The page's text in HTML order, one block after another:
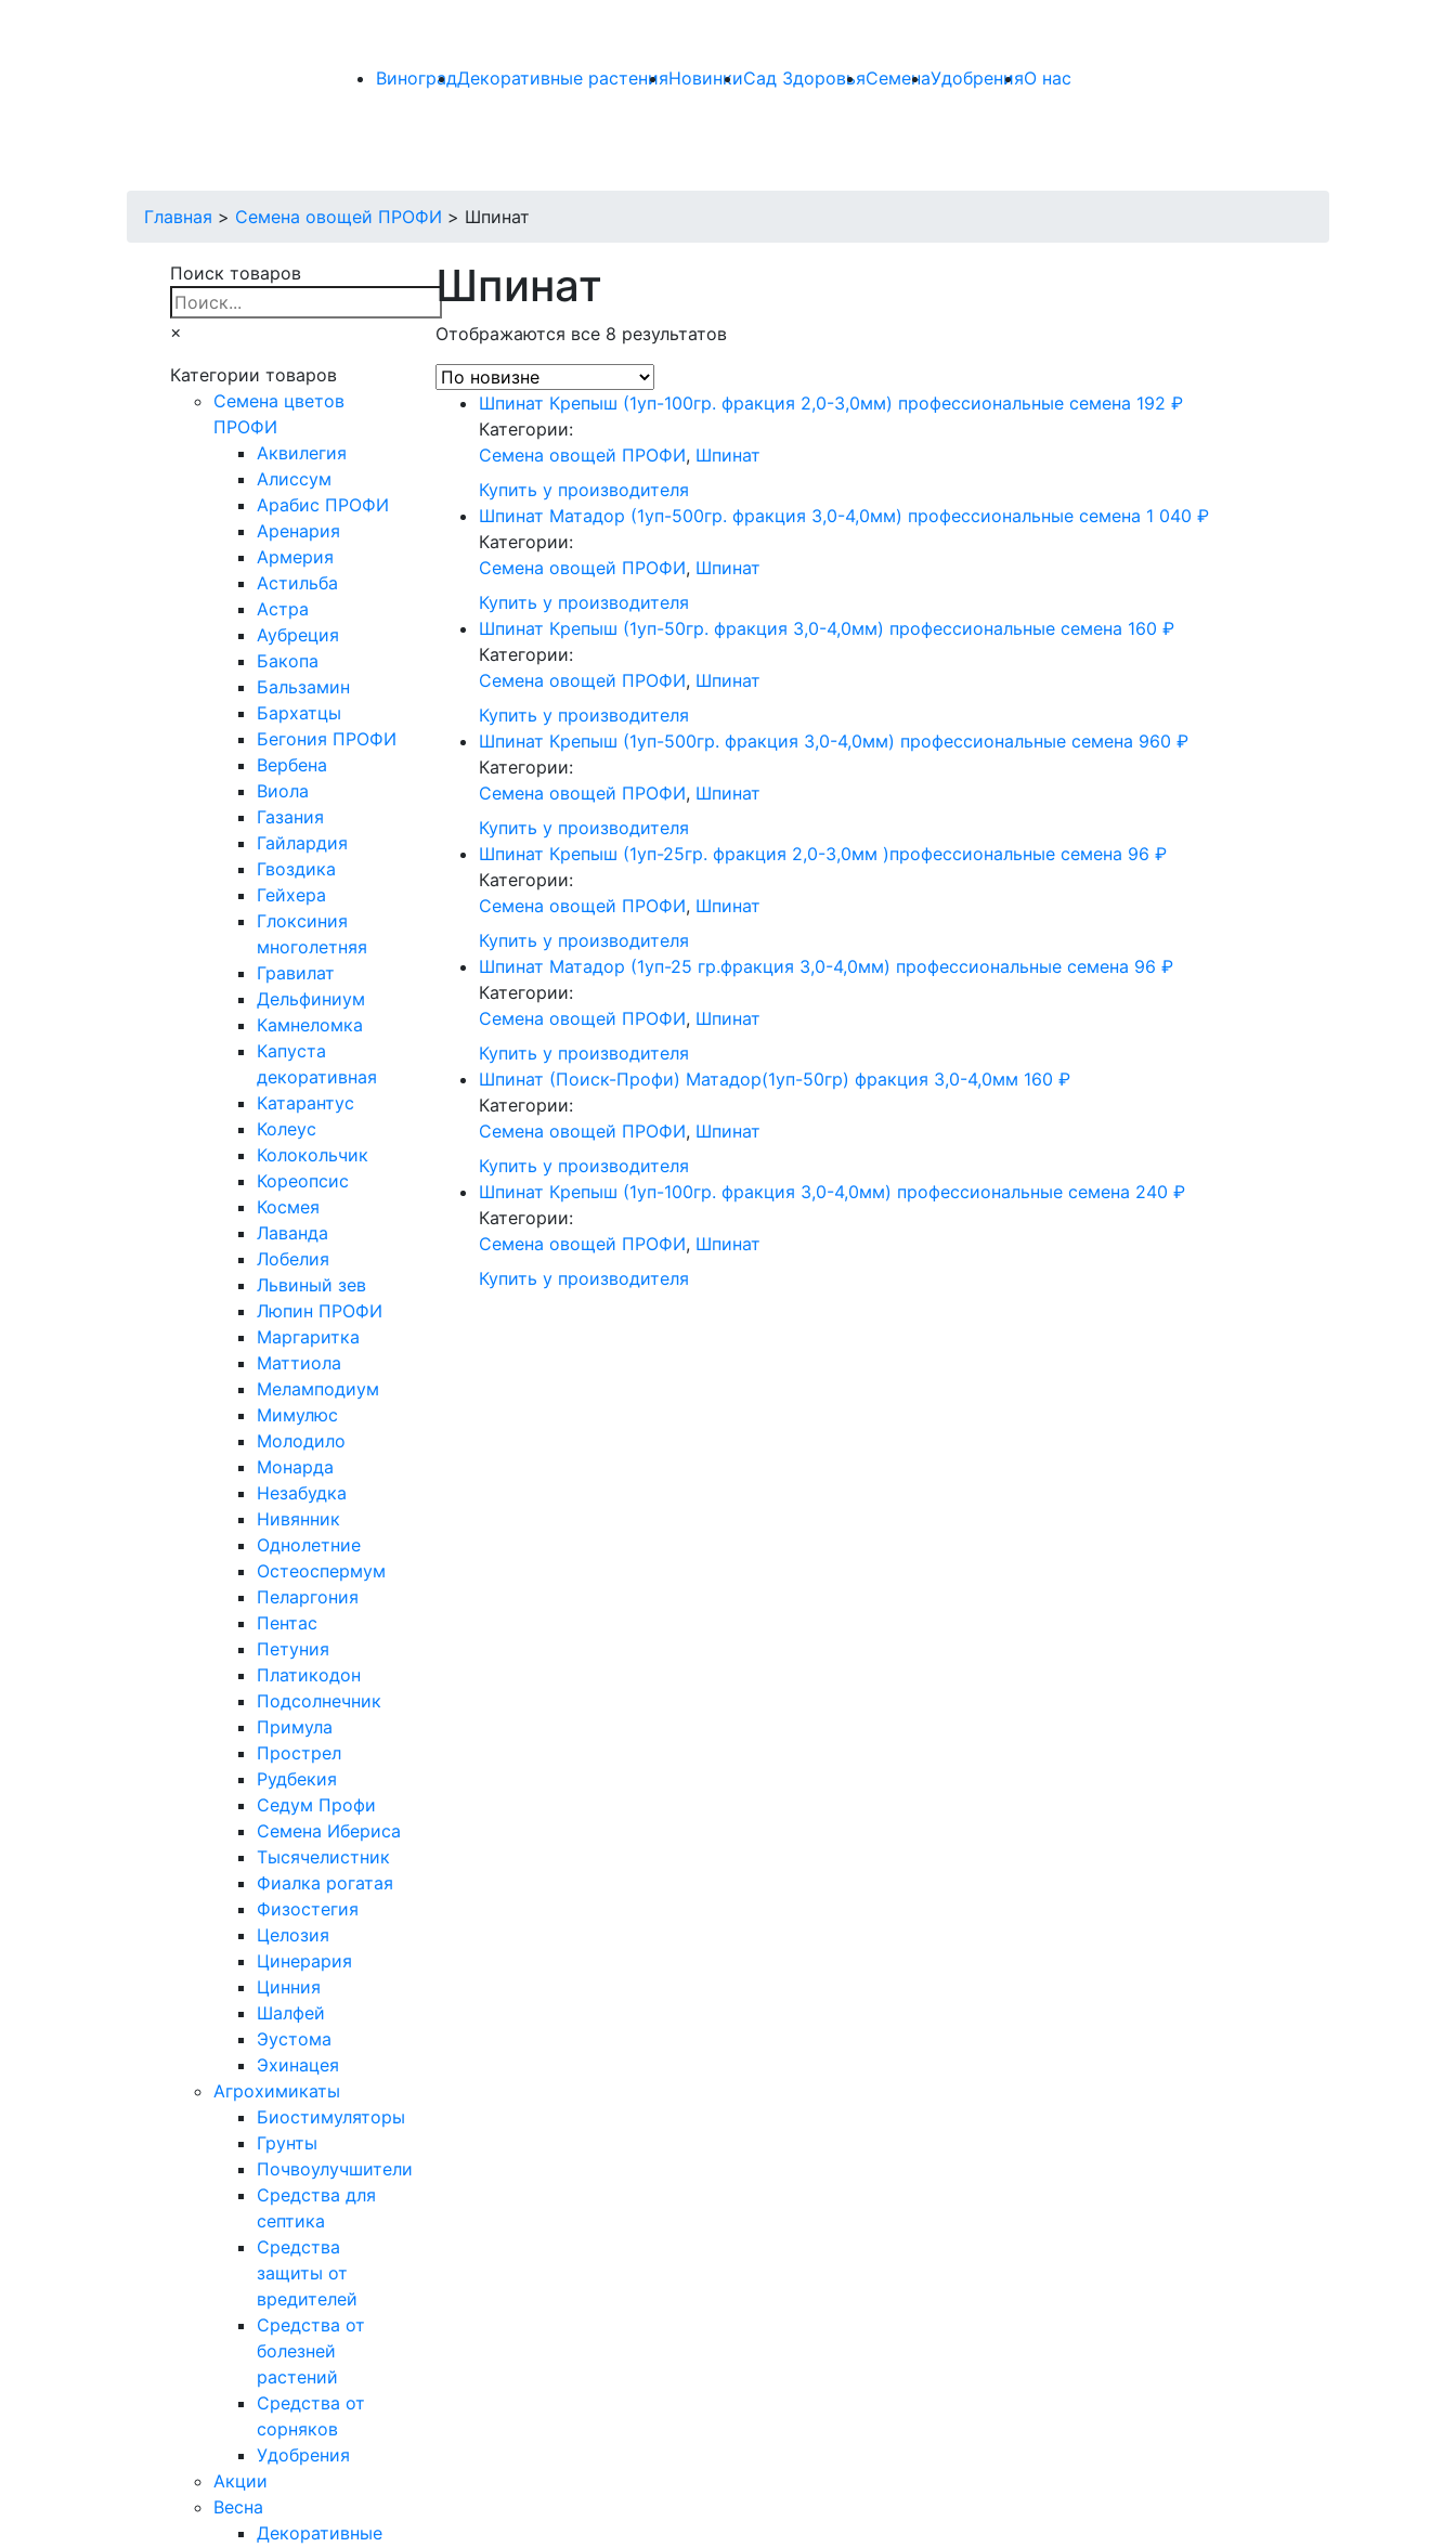
ВиноградДекоративные растенияНовинкиСад ЗдоровьяСеменаУдобренияО нас
Главная > Семена овощей ПРОФИ > Шпинат
Поиск товаров
×
Категории товаров
Cемена цветов
ПРОФИ
Аквилегия
Алиссум
Арабис ПРОФИ
Аренария
Армерия
Астильба
Астра
Аубреция
Бакопа
Бальзамин
Бархатцы
Бегония ПРОФИ
Вербена
Виола
Газания
Гайлардия
Гвоздика
Гейхера
Глоксиния
многолетняя
Гравилат
Дельфиниум
Камнеломка
Капуста
декоративная
Катарантус
Колеус
Колокольчик
Кореопсис
Космея
Лаванда
Лобелия
Львиный зев
Люпин ПРОФИ
Маргаритка
Маттиола
Меламподиум
Мимулюс
Молодило
Монарда
Незабудка
Нивянник
Однолетние
Остеоспермум
Пеларгония
Пентас
Петуния
Платикодон
Подсолнечник
Примула
Прострел
Рудбекия
Седум Профи
Семена Ибериса
Тысячелистник
Фиалка рогатая
Физостегия
Целозия
Цинерария
Цинния
Шалфей
Эустома
Эхинацея
Агрохимикаты
Биостимуляторы
Грунты
Почвоулучшители
Средства для
септика
Средства
защиты от
вредителей
Средства от
болезней
растений
Средства от
сорняков
Удобрения
Акции
Весна
Декоративные
Шпинат
Отображаются все 8 результатов
Шпинат Крепыш (1уп-100гр. фракция 2,0-3,0мм) профессиональные семена 192 ₽
Категории:
Семена овощей ПРОФИ, Шпинат
Купить у производителя
Шпинат Матадор (1уп-500гр. фракция 3,0-4,0мм) профессиональные семена 1 040 ₽
Категории:
Семена овощей ПРОФИ, Шпинат
Купить у производителя
Шпинат Крепыш (1уп-50гр. фракция 3,0-4,0мм) профессиональные семена 160 ₽
Категории:
Семена овощей ПРОФИ, Шпинат
Купить у производителя
Шпинат Крепыш (1уп-500гр. фракция 3,0-4,0мм) профессиональные семена 960 ₽
Категории:
Семена овощей ПРОФИ, Шпинат
Купить у производителя
Шпинат Крепыш (1уп-25гр. фракция 2,0-3,0мм )профессиональные семена 96 ₽
Категории:
Семена овощей ПРОФИ, Шпинат
Купить у производителя
Шпинат Матадор (1уп-25 гр.фракция 3,0-4,0мм) профессиональные семена 96 ₽
Категории:
Семена овощей ПРОФИ, Шпинат
Купить у производителя
Шпинат (Поиск-Профи) Матадор(1уп-50гр) фракция 3,0-4,0мм 160 ₽
Категории:
Семена овощей ПРОФИ, Шпинат
Купить у производителя
Шпинат Крепыш (1уп-100гр. фракция 3,0-4,0мм) профессиональные семена 240 ₽
Категории:
Семена овощей ПРОФИ, Шпинат
Купить у производителя